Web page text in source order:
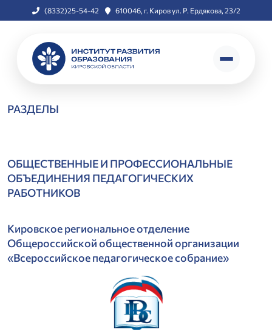
(8332)25-54-42 610046, г. Киров ул. Р. Ердякова, 23/2
РАЗДЕЛЫ
ОБЩЕСТВЕННЫЕ И ПРОФЕССИОНАЛЬНЫЕ
ОБЪЕДИНЕНИЯ ПЕДАГОГИЧЕСКИХ
РАБОТНИКОВ
Кировское региональное отделение
Общероссийской общественной организации
«Всероссийское педагогическое собрание»